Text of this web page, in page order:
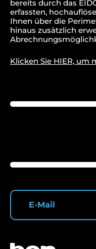
bereits durch das
erfassten,
Ihnen über die
hinaus zusätzlich
Klicken Sie HIER, um